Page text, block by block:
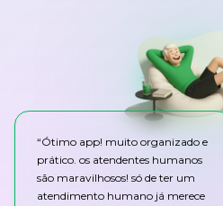
“Ótimo app! muito organizado e
prático. os atendentes humanos
são maravilhosos! só de ter um
atendimento humano já merece